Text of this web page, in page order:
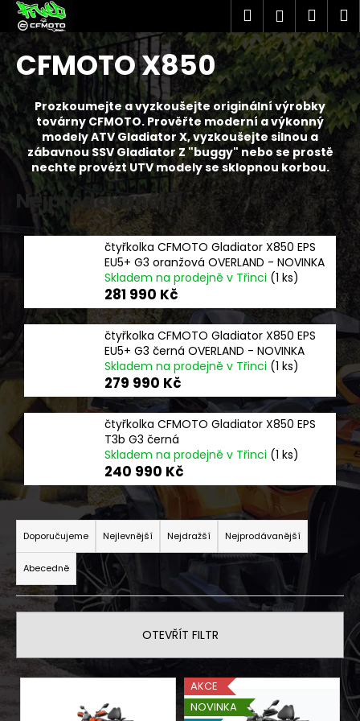
Přejít
obsah
Hledat
košík
CFMOTO X850
Prozkoumejte a vyzkoušejte originální výrobky
továrny CFMOTO. Prověřte moderní a výkonný
modely ATV Gladiator X, vyzkoušejte silnou a
zábavnou SSV Gladiator Z "buggy" nebo se prostě
nechte provézt UTV modely se sklopnou korbou.
Nejprodávanější
čtyřkolka CFMOTO Gladiator X850 EPS
EU5+ G3 oranžová OVERLAND - NOVINKA
Skladem na prodejně v Třinci (1 ks)
281 990 Kč
čtyřkolka CFMOTO Gladiator X850 EPS
EU5+ G3 černá OVERLAND - NOVINKA
Skladem na prodejně v Třinci (1 ks)
279 990 Kč
čtyřkolka CFMOTO Gladiator X850 EPS
T3b G3 černá
Skladem na prodejně v Třinci (1 ks)
240 990 Kč
Ř
a
z
e
n
í
p
r
o
Doporučujeme Nejlevnější Nejdražší Nejprodávanější
Abecedně
OTEVŘÍT FILTR
V
AKCE
NOVINKA
o
š
k
Zpět
Zpět
C
o
p
o
t
ř
e
b
j
e
a
í
t
HLEDAT
D
p
o